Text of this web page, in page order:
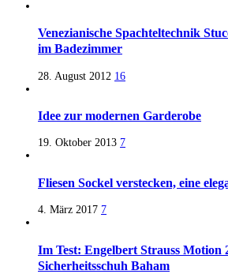
Venezianische Spachteltechnik
im Badezimmer
28. August 2012 16
Idee zur modernen Garderobe
19. Oktober 2013 7
Fliesen Sockel verstecken, eine
4. März 2017 7
Im Test: Engelbert Strauss Motion
Sicherheitsschuh Baham